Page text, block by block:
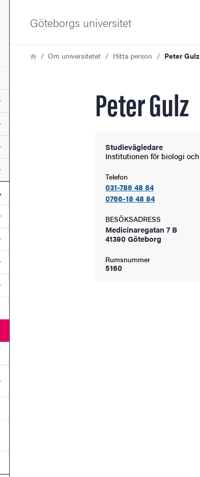
Undermeny för Studera
Undermeny för Forskning
Undermeny för Forskarutbildning
Undermeny för Samverkan och innovation
Undermeny för Om universitetet
Undermeny för Kontakt
Undermeny för Jobba hos oss
Undermeny för Organisation
Undermeny för Vision och värderingar
Undermeny för Ceremonier och traditioner
Göteborgs universitet
LänkstigHemOm universitetet Hitta person Peter Gulz
Peter Gulz
Studievägledare
Institutionen för biologi och
Telefon
031-786 48 84
0766-18 48 84
BESÖKSADRESS
Medicinaregatan 7 B
41390 Göteborg
Rumsnummer
5160